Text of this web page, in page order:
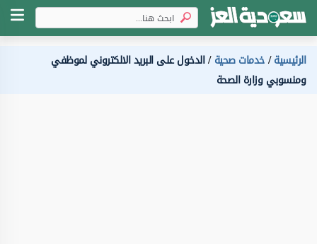
الرئيسية خدمات صحية الدخول على البريد الالكتروني لموظفي
ومنسوبي وزارة الصحة